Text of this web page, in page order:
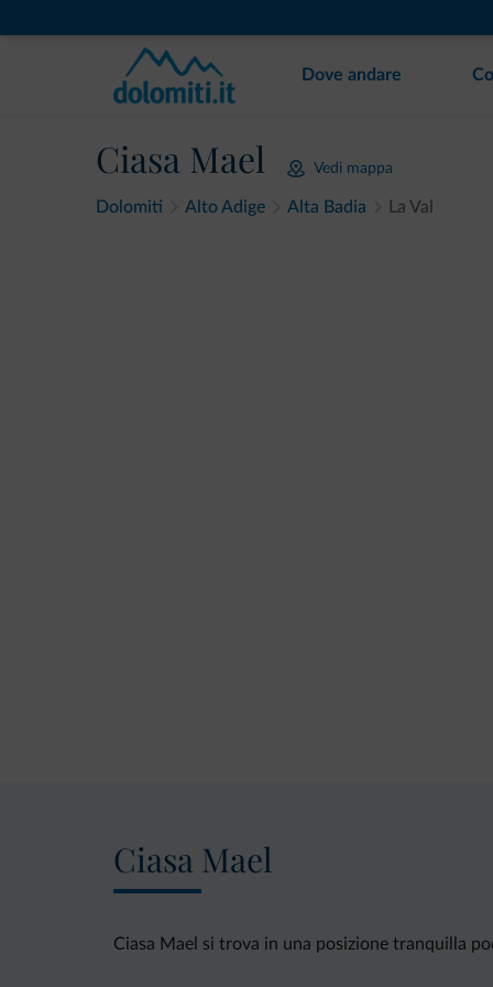
Dove andare
Ciasa Mael Vedi mappa
Dolomiti Alto Adige Alta Badia La Val
Ciasa Mael
Ciasa Mael si trova in una posizione tranquilla